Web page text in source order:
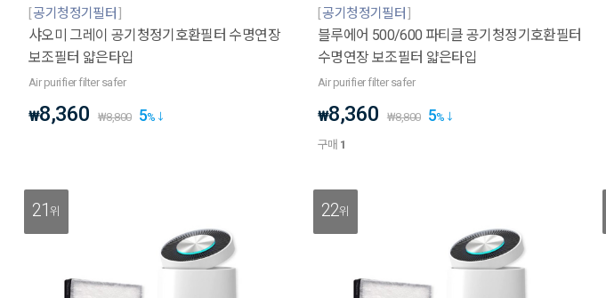
공기청정기필터
샤오미 그레이 공기청정기호환필터 수명연장
보조필터 얇은타입
Air purifier filter safer
₩8,360 ₩8,800 5%
공기청정기필터
블루에어 500/600 파티클 공기청정기호환필터
수명연장 보조필터 얇은타입
Air purifier filter safer
₩8,360 ₩8,800 5%
구매 1
21위 22위